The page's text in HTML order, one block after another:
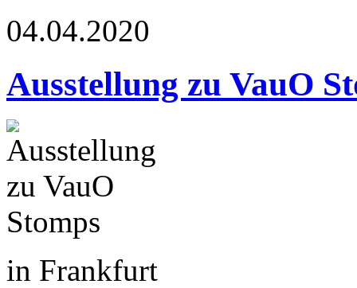
04.04.2020
Ausstellung zu VauO
in Frankfurt